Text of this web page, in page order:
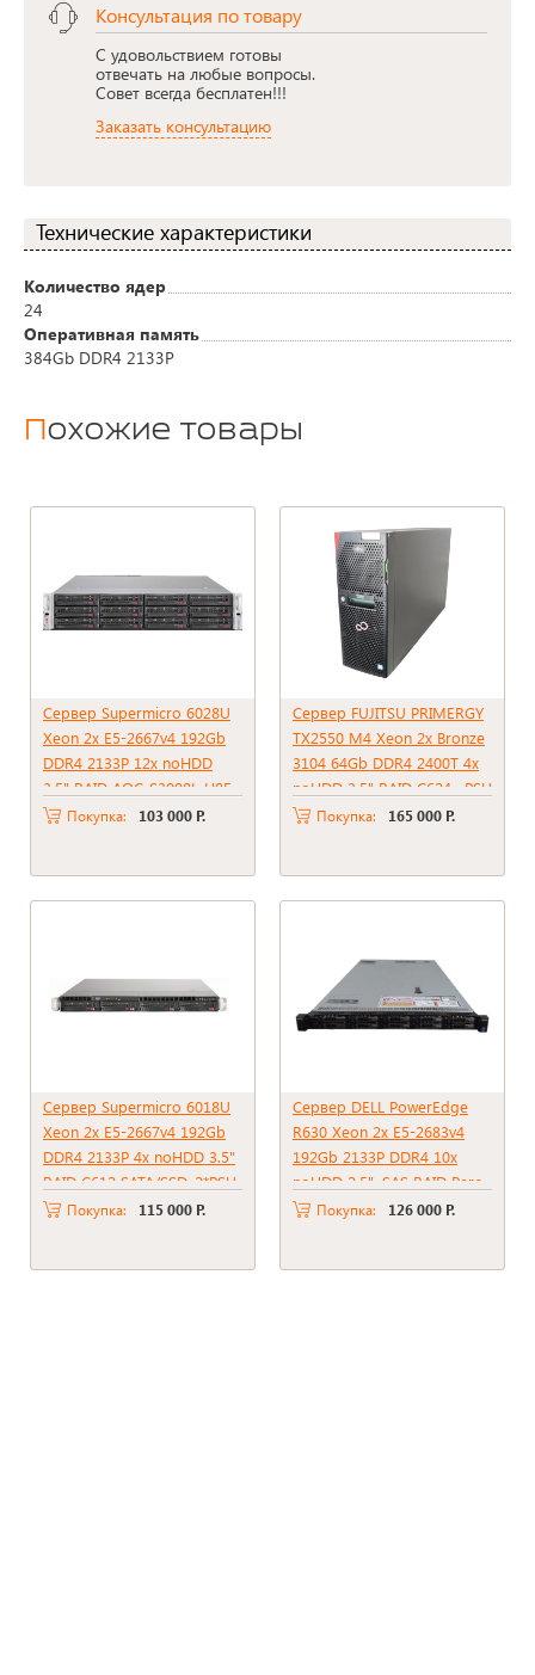
Консультация по товару
С удовольствием готовы
отвечать на любые вопросы.
Совет всегда бесплатен!!!
Заказать консультацию
Технические характеристики
Количество ядер
24
Оперативная память
384Gb DDR4 2133P
Похожие товары
Сервер Supermicro 6028U
Xeon 2x E5-2667v4 192Gb
DDR4 2133P 12x noHDD
3.5" RAID AOC-S3008L-H8E,
2*PSU 1000W
Покупка: 103 000 Р.
Сервер FUJITSU PRIMERGY
TX2550 M4 Xeon 2x Bronze
3104 64Gb DDR4 2400T 4x
noHDD 3.5" RAID C624 , PSU
450WПокупка: 165 000 Р.
Сервер Supermicro 6018U
Xeon 2x E5-2667v4 192Gb
DDR4 2133P 4x noHDD 3.5"
RAID C612 SATA/SSD, 2*PSU
750WПокупка: 115 000 Р.
Сервер DELL PowerEdge
R630 Xeon 2x E5-2683v4
192Gb 2133P DDR4 10x
noHDD 2.5", SAS RAID Perc
H330, 2*PSU 495W
Покупка: 126 000 Р.